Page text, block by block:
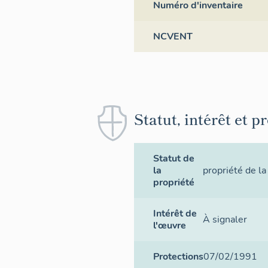
Numéro d'inventaire
NCVENT
Statut, intérêt et
Statut de
la
propriété
propriété de
Intérêt de
l'œuvre
À signaler
Protections07/02/1991